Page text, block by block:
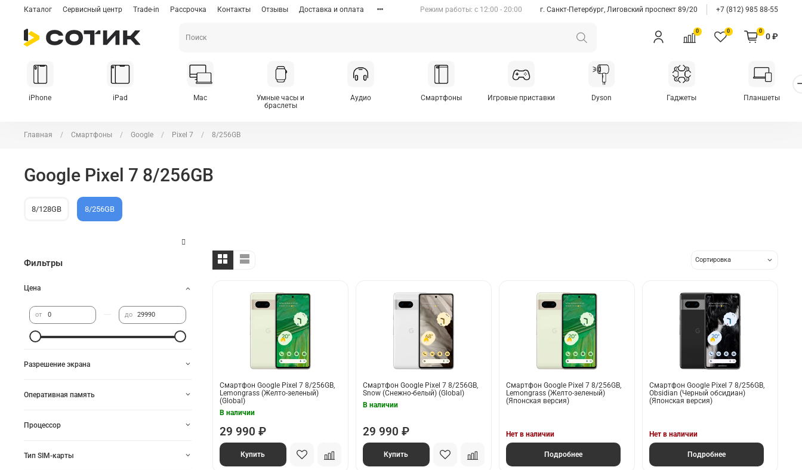
Каталог Сервисный центр Trade-in Рассрочка Контакты Отзывы Доставка и оплата Режим работы: c 12:00 - 20:00 г. Санкт-Петербург, Лиговский проспект 89/20 +7 (812) 985 88-55
0 0 0
0 ₽
iPhone iPad Mac
Умные часы и
браслеты
Аудио Смартфоны Игровые приставки Dyson Гаджеты Планшеты
Главная Смартфоны Google Pixel 7 8/256GB
Google Pixel 7 8/256GB
8/128GB 8/256GB
Смартфон Google Pixel 7 8/256GB,
Lemongrass (Желто-зеленый)
(Global)
В наличии
29 990 ₽
Купить
Смартфон Google Pixel 7 8/256GB,
Snow (Снежно-белый) (Global)
В наличии
29 990 ₽
Купить
Смартфон Google Pixel 7 8/256GB,
Lemongrass (Желто-зеленый)
(Японская версия)
Нет в наличии
Подробнее
Смартфон Google Pixel 7 8/256GB,
Obsidian (Черный обсидиан)
(Японская версия)
Нет в наличии
Подробнее
Фильтры
Цена
от до
Разрешение экрана
Оперативная память
Процессор
Тип SIM-карты